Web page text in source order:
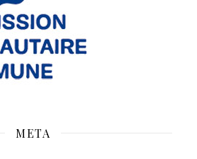
META